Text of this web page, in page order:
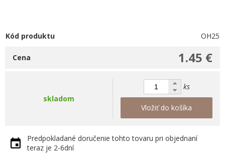
Kód produktu OH25
1.45 €
Cena
skladom
ks
Vložiť do košíka
Predpokladané doručenie tohto tovaru pri objednaní
teraz je 2-6dní